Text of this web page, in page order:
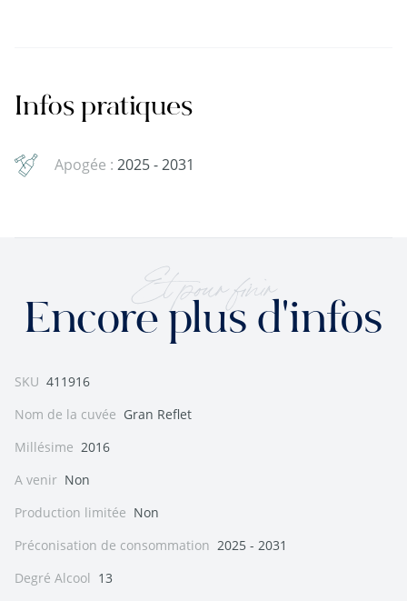
Infos pratiques
Apogée : 2025 - 2031
Et pour finir
Encore plus d'infos
SKU 411916
Nom de la cuvée Gran Reflet
Millésime 2016
A venir Non
Production limitée Non
Préconisation de consommation 2025 - 2031
Degré Alcool 13